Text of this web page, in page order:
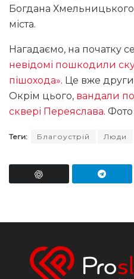
Богдана
міста.
Нагадаємо, на початку
невідомі пошкодили
пішохода». Це вже
Окрім цього, вандали
сквері Переяслава. Фото
Теги: Благоустрій Люди